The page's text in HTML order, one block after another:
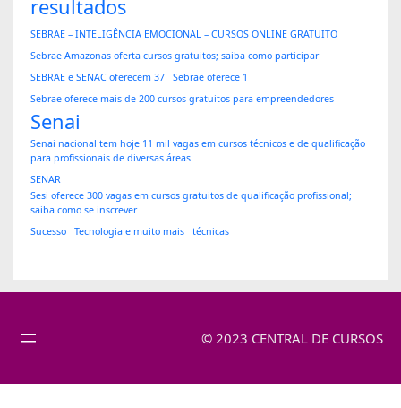
resultados
SEBRAE – INTELIGÊNCIA EMOCIONAL – CURSOS ONLINE GRATUITO
Sebrae Amazonas oferta cursos gratuitos; saiba como participar
SEBRAE e SENAC oferecem 37
Sebrae oferece 1
Sebrae oferece mais de 200 cursos gratuitos para empreendedores
Senai
Senai nacional tem hoje 11 mil vagas em cursos técnicos e de qualificação
para profissionais de diversas áreas
SENAR
Sesi oferece 300 vagas em cursos gratuitos de qualificação profissional;
saiba como se inscrever
Sucesso
Tecnologia e muito mais técnicas
© 2023 CENTRAL DE CURSOS